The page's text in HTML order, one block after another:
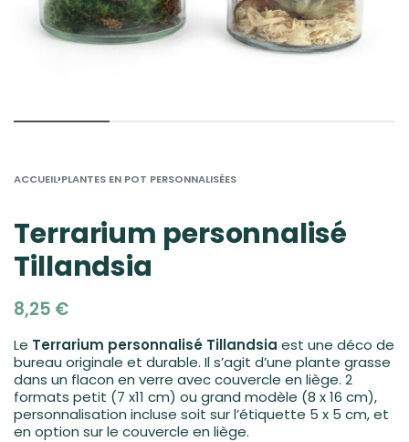
ACCUEIL›PLANTES EN POT PERSONNALISÉES
Terrarium personnalisé
Tillandsia
8,25 €
Le Terrarium personnalisé Tillandsia est une déco de
bureau originale et durable. Il s’agit d’une plante grasse
dans un flacon en verre avec couvercle en liège. 2
formats petit (7 x11 cm) ou grand modèle (8 x 16 cm),
personnalisation incluse soit sur l’étiquette 5 x 5 cm, et
en option sur le couvercle en liège.